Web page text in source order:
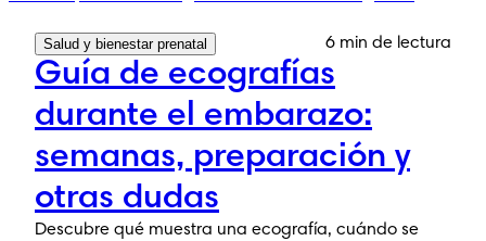
Salud y bienestar prenatal 6 min de lectura
Guía de ecografías
durante el embarazo:
semanas, preparación y
otras dudas
Descubre qué muestra una ecografía, cuándo se